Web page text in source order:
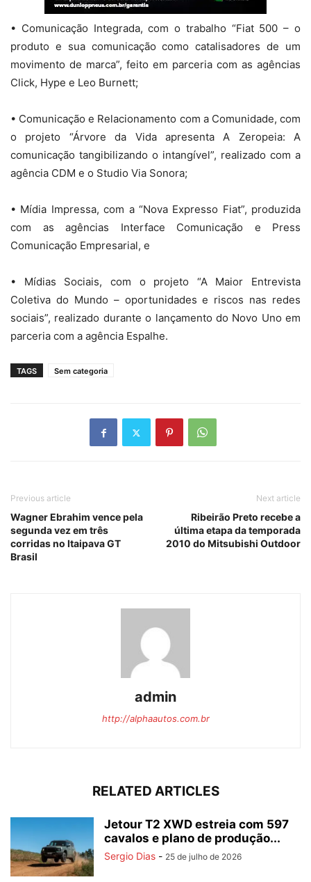
• Comunicação Integrada, com o trabalho “Fiat 500 – o
produto e sua comunicação como catalisadores de um
movimento de marca”, feito em parceria com as agências
Click, Hype e Leo Burnett;
• Comunicação e Relacionamento com a Comunidade, com
o projeto “Árvore da Vida apresenta A Zeropeia: A
comunicação tangibilizando o intangível”, realizado com a
agência CDM e o Studio Via Sonora;
• Mídia Impressa, com a “Nova Expresso Fiat”, produzida
com as agências Interface Comunicação e Press
Comunicação Empresarial, e
• Mídias Sociais, com o projeto “A Maior Entrevista
Coletiva do Mundo – oportunidades e riscos nas redes
sociais”, realizado durante o lançamento do Novo Uno em
parceria com a agência Espalhe.
TAGS Sem categoria
Previous article
Wagner Ebrahim vence pela
segunda vez em três
corridas no Itaipava GT
Brasil
Next article
Ribeirão Preto recebe a
última etapa da temporada
2010 do Mitsubishi Outdoor
admin
http://alphaautos.com.br
RELATED ARTICLES
Jetour T2 XWD estreia com 597
cavalos e plano de produção...
Sergio Dias - 25 de julho de 2026